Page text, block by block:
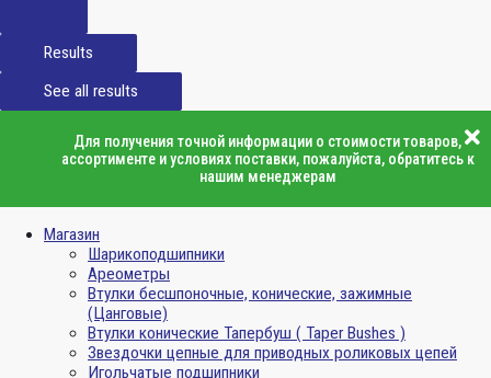
Results
See all results
Для получения точной информации о стоимости товаров,
ассортименте и условиях поставки, пожалуйста, обратитесь к
нашим менеджерам
Магазин
Шарикоподшипники
Ареометры
Втулки бесшпоночные, конические, зажимные
(Цанговые)
Втулки конические Тапербуш ( Taper Bushes )
Звездочки цепные для приводных роликовых цепей
Игольчатые подшипники